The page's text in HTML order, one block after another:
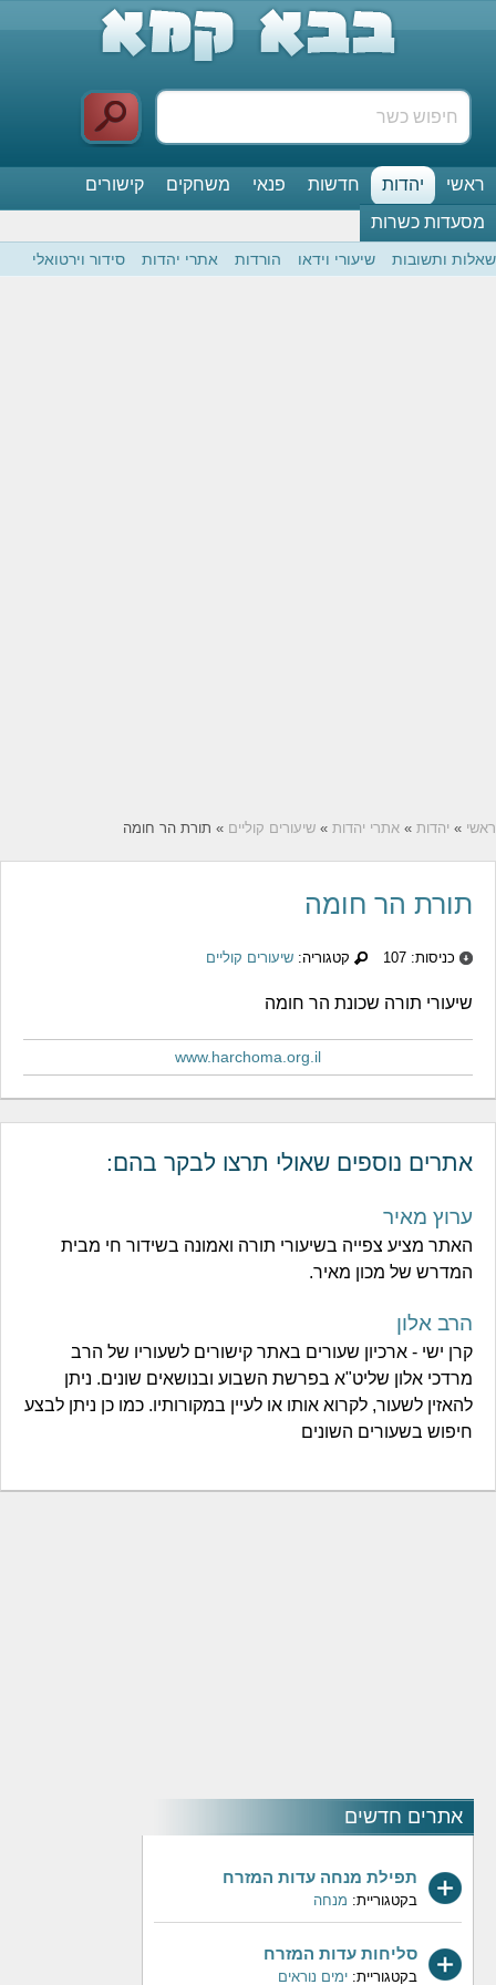
ראשי יהדות חדשות פנאי משחקים
קישורים
מסעדות כשרות
שאלות ותשובות שיעורי וידאו הורדות אתרי יהדות סידור וירטואלי
ראשי » יהדות » אתרי יהדות » שיעורים קוליים » תורת הר חומה
אתרים חדשים
תפילת מנחה עדות המזרח
בקטגוריית: מנחה
סליחות עדות המזרח
בקטגוריית: ימים נוראים
תורת הר חומה
כניסות: 107 קטגוריה: שיעורים קוליים
שיעורי תורה שכונת הר חומה
www.harchoma.org.il
אתרים נוספים שאולי תרצו לבקר בהם:
ערוץ מאיר
האתר מציע צפייה בשיעורי תורה ואמונה בשידור חי מבית
המדרש של מכון מאיר.
הרב אלון
קרן ישי - ארכיון שעורים באתר קישורים לשעוריו של הרב
מרדכי אלון שליט"א בפרשת השבוע ובנושאים שונים. ניתן
להאזין לשעור, לקרוא אותו או לעיין במקורותיו. כמו כן ניתן לבצע
חיפוש בשעורים השונים